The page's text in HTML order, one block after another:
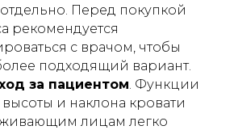
Перед покупкой
рекомендуется
с врачом, чтобы
подходящий вариант.
за пациентом. Функции
и наклона кровати
лицам легко